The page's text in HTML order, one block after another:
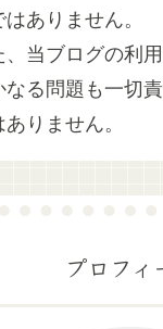
ありません。
、当ブログの利
なる問題も一切
ありません。
プロフィ